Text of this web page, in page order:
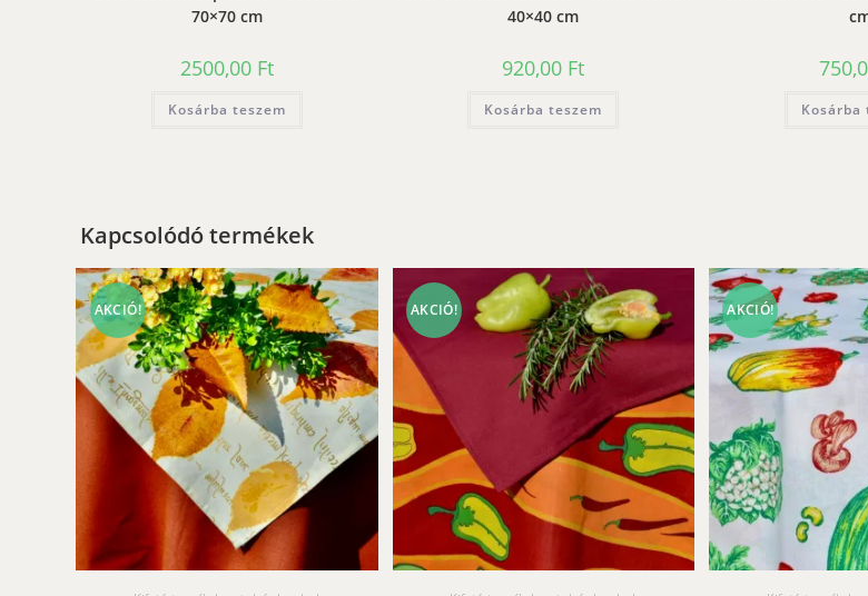
70×70 cm
2500,00 Ft
Kosárba teszem
40×40 cm
920,00 Ft
Kosárba teszem Kosárba
Kapcsolódó termékek
AKCIÓ! AKCIÓ! AKCIÓ!